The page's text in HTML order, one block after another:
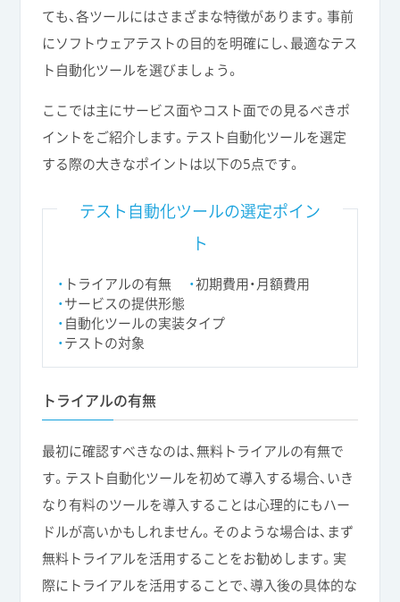
ても、各ツールにはさまざまな特徴があります。事前
にソフトウェアテストの目的を明確にし、最適なテス
ト自動化ツールを選びましょう。
ここでは主にサービス面やコスト面での見るべきポ
イントをご紹介します。テスト自動化ツールを選定
する際の大きなポイントは以下の5点です。
テスト自動化ツールの選定ポイン
ト
トライアルの有無
初期費用・月額費用
サービスの提供形態
自動化ツールの実装タイプ
テストの対象
トライアルの有無
最初に確認すべきなのは、無料トライアルの有無で
す。テスト自動化ツールを初めて導入する場合、いき
なり有料のツールを導入することは心理的にもハー
ドルが高いかもしれません。そのような場合は、まず
無料トライアルを活用することをお勧めします。実
際にトライアルを活用することで、導入後の具体的な